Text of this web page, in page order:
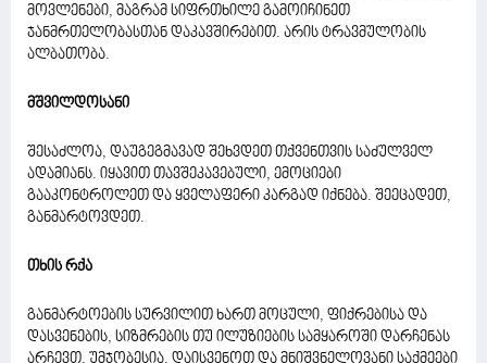
მოვლენები, მაგრამ სიფრთხილე გამოიჩინეთ
ჯანმრთელობასთან დაკავშირებით. არის ტრავმულობის
ალბათობა.
მშვილდოსანი
შესაძლოა, დაუგეგმავად შეხვდეთ თქვენთვის საძულველ
ადამიანს. იყავით თავშეკავებული, ემოციები
გააკონტროლეთ და ყველაფერი კარგად იქნება. შეეცადეთ,
განმარტოვდეთ.
თხის რქა
განმარტოების სურვილით ხართ მოცული, ფიქრებისა და
დასვენების, სიზმრების თუ ილუზიების სამყაროში დარჩენას
არჩევთ. უმჯობესია, დაისვენოთ და მნიშვნელოვანი საქმეები